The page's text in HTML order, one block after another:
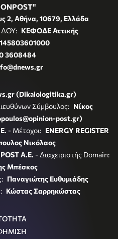
2, Αθήνα, 10679, Ελλάδα
ΚΕΦΟΔΕ Αττικής
145803601000
3608484
(Dikaiologitika.gr)
Σύμβουλος: Νίκος
post.gr)
- Μέτοχοι: ENERGY REGISTER
Νικόλαος
A.E. - Διαχειριστής Domain:
Μπέσκος
Παναγιώτης Ευθυμιάδης
Κώστας Σαρρηκώστας